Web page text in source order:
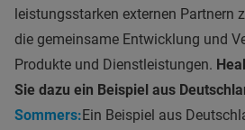
leistungsstarken externen Partnern
die gemeinsame Entwicklung und
Produkte und Dienstleistungen.
Sie dazu ein Beispiel aus
Sommers:Ein Beispiel aus